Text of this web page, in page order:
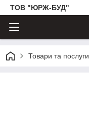
ТОВ "ЮРЖ-БУД"
Товари та послуги